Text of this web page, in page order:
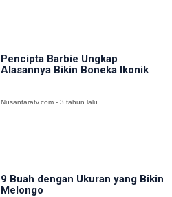
Pencipta Barbie Ungkap
Alasannya Bikin Boneka Ikonik
Nusantaratv.com - 3 tahun lalu
9 Buah dengan Ukuran yang Bikin
Melongo